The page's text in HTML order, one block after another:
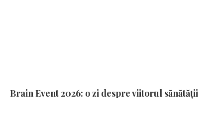
Brain Event 2026: o zi despre viitorul sănătății